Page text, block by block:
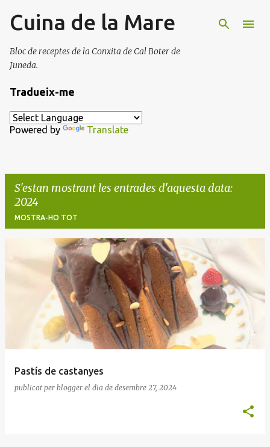
Salta al contingut principal
Cuina de la Mare
Bloc de receptes de la Conxita de Cal Boter de
Juneda.
Tradueix-me
Powered by Translate
S'estan mostrant les entrades d'aquesta data:
2024
MOSTRA-HO TOT
Pastís de castanyes
publicat per blogger el dia de desembre 27, 2024